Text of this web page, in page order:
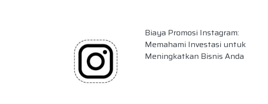
Biaya Promosi Instagram:
Memahami Investasi untuk
Meningkatkan Bisnis Anda